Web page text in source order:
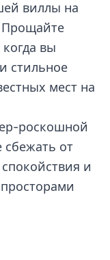
виллы на
Прощайте
вы
стильное
мест на
роскошной
от
и